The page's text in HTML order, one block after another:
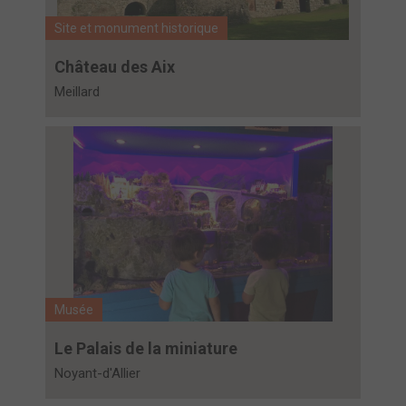
Site et monument historique
Château des Aix
Meillard
Musée
Le Palais de la miniature
Noyant-d'Allier